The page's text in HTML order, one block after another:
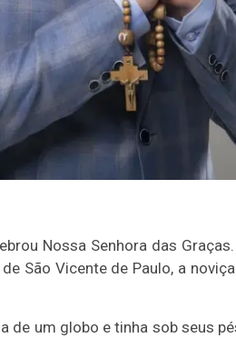
Nossa Senhora das
São Vicente de Paulo, a
de um globo e tinha sob seus